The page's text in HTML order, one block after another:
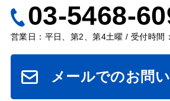
03-5468-
営業日：平日、第2、第4土曜 / 受付時間
メールでのお問